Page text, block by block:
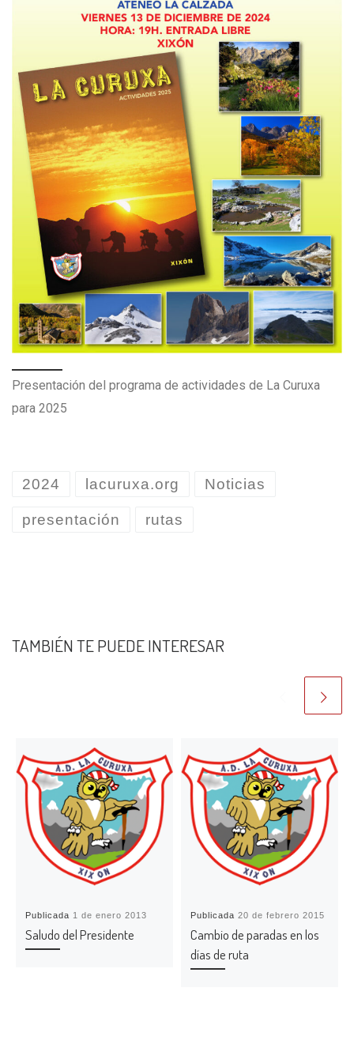
Presentación del programa de actividades de La Curuxa
para 2025
2024 lacuruxa.org Noticias
presentación rutas
TAMBIÉN TE PUEDE INTERESAR
Publicada 1 de enero 2013
Saludo del Presidente
Publicada20 de febrero 2015
Cambio de paradas en los
días de ruta